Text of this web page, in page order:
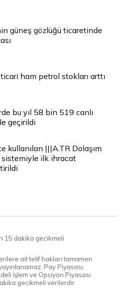
güneş gözlüğü ticaretinde
ham petrol stokları arttı
bu yıl 58 bin 519 canlı
geçirildi
kullanılan |||A.TR Dolaşım
ilk ihracat
15 dakika gecikmeli
ait telif hakları tamamen
Pay Piyasası,
İşlem ve Opsiyon Piyasası
gecikmeli verilerdir.